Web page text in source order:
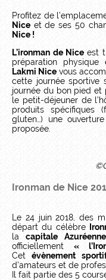
Profitez de
Nice et de ses 50
Nice !
L’ironman de Nice est
préparation physique
Lakmi Nice vous
cette journée sportive
journée du bon pied et
le petit-déjeuner de
produits spécifiques
gluten…) une
proposée.
Ironman de Nice
Le 24 juin 2018, des
départ du célèbre
lacapitale Azuréenne
officiellement«
Cetévènement
d’amateurs et de
Il fait partie des 5